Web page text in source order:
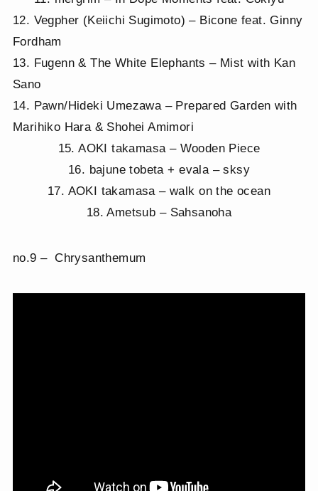
12. Vegpher (Keiichi Sugimoto) – Bicone feat. Ginny
Fordham
13. Fugenn & The White Elephants – Mist with Kan
Sano
14. Pawn/Hideki Umezawa – Prepared Garden with
Marihiko Hara & Shohei Amimori
15. AOKI takamasa – Wooden Piece
16. bajune tobeta + evala – sksy
17. AOKI takamasa – walk on the ocean
18. Ametsub – Sahsanoha
no.9 – Chrysanthemum